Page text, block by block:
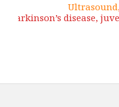
Parkinson’s disease,